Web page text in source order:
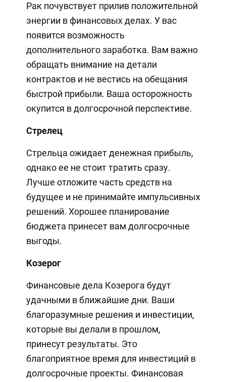
Рак почувствует прилив положительной
энергии в финансовых делах. У вас
появится возможность
дополнительного заработка. Вам важно
обращать внимание на детали
контрактов и не вестись на обещания
быстрой прибыли. Ваша осторожность
окупится в долгосрочной перспективе.
Стрелец
Стрельца ожидает денежная прибыль,
однако ее не стоит тратить сразу.
Лучше отложите часть средств на
будущее и не принимайте импульсивных
решений. Хорошее планирование
бюджета принесет вам долгосрочные
выгоды.
Козерог
Финансовые дела Козерога будут
удачными в ближайшие дни. Ваши
благоразумные решения и инвестиции,
которые вы делали в прошлом,
принесут результаты. Это
благоприятное время для инвестиций в
долгосрочные проекты. Финансовая